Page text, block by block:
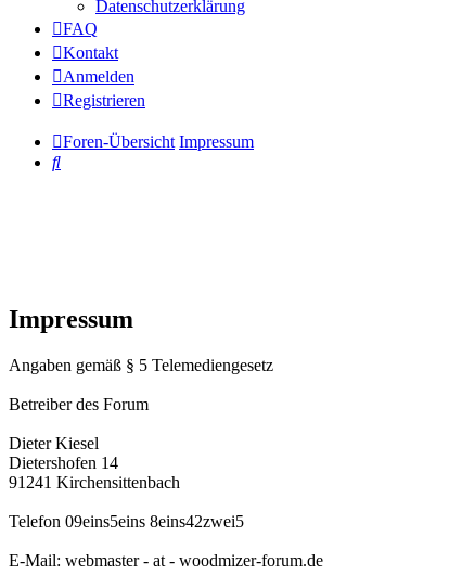
Datenschutzerklärung
FAQ
Kontakt
Anmelden
Registrieren
Foren-Übersicht Impressum
Suche
Impressum
Angaben gemäß § 5 Telemediengesetz
Betreiber des Forum
Dieter Kiesel
Dietershofen 14
91241 Kirchensittenbach
Telefon 09eins5eins 8eins42zwei5
E-Mail: webmaster - at - woodmizer-forum.de